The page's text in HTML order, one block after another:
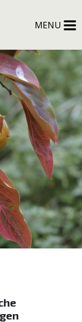
MENU